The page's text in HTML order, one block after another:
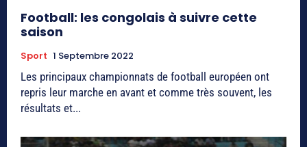
Football: les congolais à suivre cette
saison
Sport 1 Septembre 2022
Les principaux championnats de football européen ont
repris leur marche en avant et comme très souvent, les
résultats et...